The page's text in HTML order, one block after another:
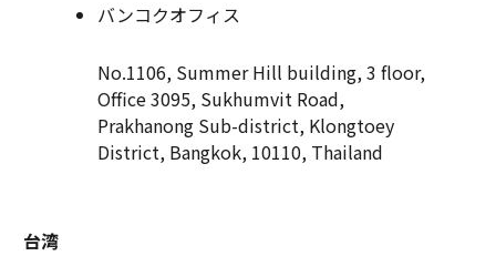
バンコクオフィス
No.1106, Summer Hill building, 3 floor,
Office 3095, Sukhumvit Road,
Prakhanong Sub-district, Klongtoey
District, Bangkok, 10110, Thailand
台湾